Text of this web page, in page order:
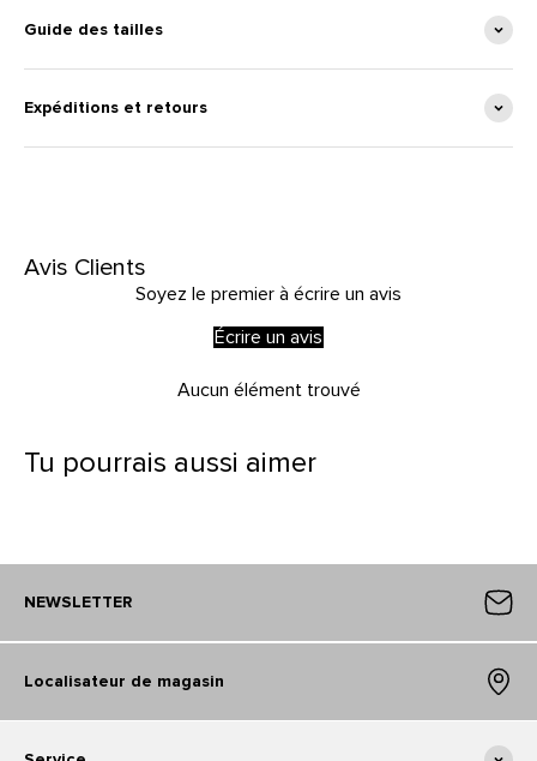
Guide des tailles
Expéditions et retours
Avis Clients
Soyez le premier à écrire un avis
Écrire un avis
Aucun élément trouvé
Tu pourrais aussi aimer
NEWSLETTER
Localisateur de magasin